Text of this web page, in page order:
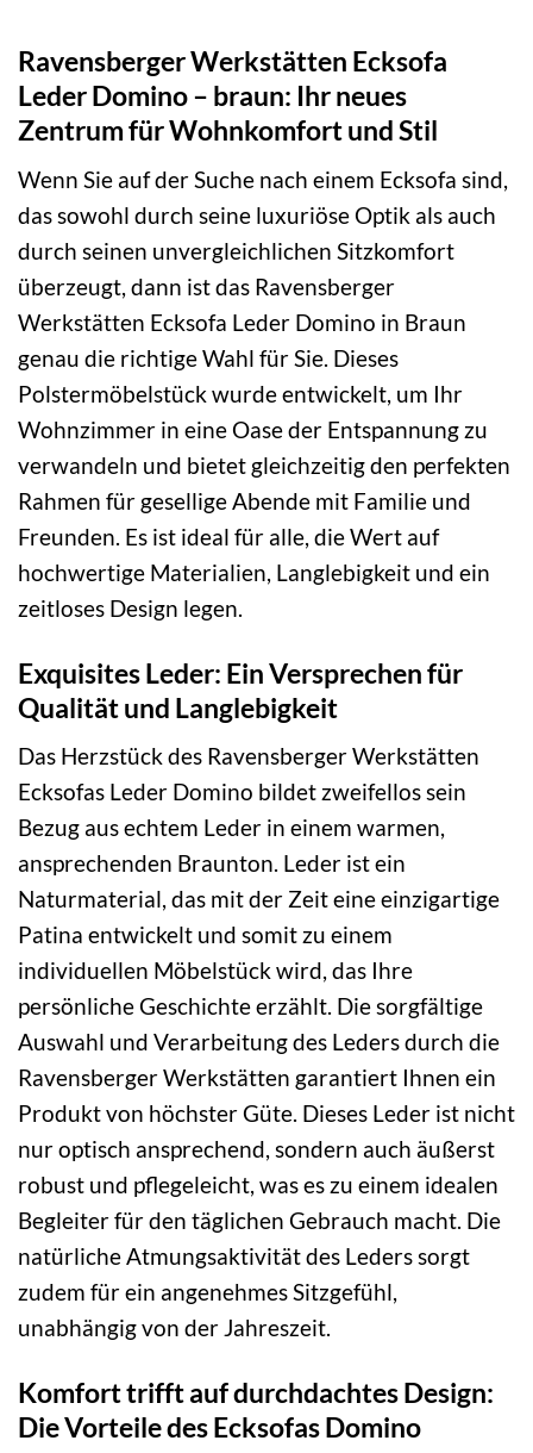
Ravensberger Werkstätten Ecksofa
Leder Domino – braun: Ihr neues
Zentrum für Wohnkomfort und Stil
Wenn Sie auf der Suche nach einem Ecksofa sind,
das sowohl durch seine luxuriöse Optik als auch
durch seinen unvergleichlichen Sitzkomfort
überzeugt, dann ist das Ravensberger
Werkstätten Ecksofa Leder Domino in Braun
genau die richtige Wahl für Sie. Dieses
Polstermöbelstück wurde entwickelt, um Ihr
Wohnzimmer in eine Oase der Entspannung zu
verwandeln und bietet gleichzeitig den perfekten
Rahmen für gesellige Abende mit Familie und
Freunden. Es ist ideal für alle, die Wert auf
hochwertige Materialien, Langlebigkeit und ein
zeitloses Design legen.
Exquisites Leder: Ein Versprechen für
Qualität und Langlebigkeit
Das Herzstück des Ravensberger Werkstätten
Ecksofas Leder Domino bildet zweifellos sein
Bezug aus echtem Leder in einem warmen,
ansprechenden Braunton. Leder ist ein
Naturmaterial, das mit der Zeit eine einzigartige
Patina entwickelt und somit zu einem
individuellen Möbelstück wird, das Ihre
persönliche Geschichte erzählt. Die sorgfältige
Auswahl und Verarbeitung des Leders durch die
Ravensberger Werkstätten garantiert Ihnen ein
Produkt von höchster Güte. Dieses Leder ist nicht
nur optisch ansprechend, sondern auch äußerst
robust und pflegeleicht, was es zu einem idealen
Begleiter für den täglichen Gebrauch macht. Die
natürliche Atmungsaktivität des Leders sorgt
zudem für ein angenehmes Sitzgefühl,
unabhängig von der Jahreszeit.
Komfort trifft auf durchdachtes Design:
Die Vorteile des Ecksofas Domino